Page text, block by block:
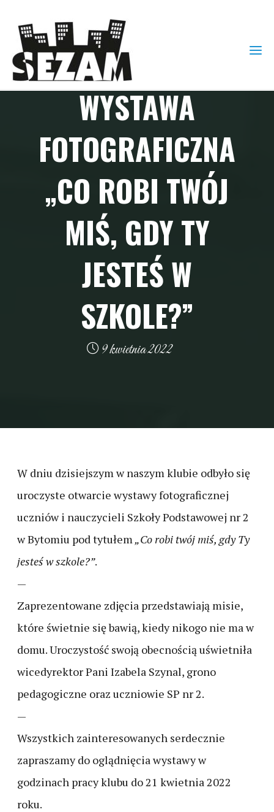
Bez kategorii
WYSTAWA
FOTOGRAFICZNA
„CO ROBI TWÓJ
MIŚ, GDY TY
JESTEŚ W
SZKOLE?”
9 kwietnia 2022
W dniu dzisiejszym w naszym klubie odbyło się
uroczyste otwarcie wystawy fotograficznej
uczniów i nauczycieli Szkoły Podstawowej nr 2
w Bytomiu pod tytułem„Co robi twój miś, gdy Ty
jesteś w szkole?”.
—
Zaprezentowane zdjęcia przedstawiają misie,
które świetnie się bawią, kiedy nikogo nie ma w
domu. Uroczystość swoją obecnością uświetniła
wicedyrektor Pani Izabela Szynal, grono
pedagogiczne oraz uczniowie SP nr 2.
—
Wszystkich zainteresowanych serdecznie
zapraszamy do oglądnięcia wystawy w
godzinach pracy klubu do 21 kwietnia 2022
roku.